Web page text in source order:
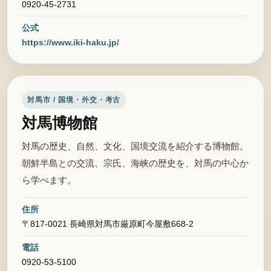
0920-45-2731
公式
https://www.iki-haku.jp/
対馬市 / 国境・外交・考古
対馬博物館
対馬の歴史、自然、文化、国境交流を紹介する博物館。
朝鮮半島との交流、宗氏、海峡の歴史を、対馬の中心か
ら学べます。
住所
〒817-0021 長崎県対馬市厳原町今屋敷668-2
電話
0920-53-5100